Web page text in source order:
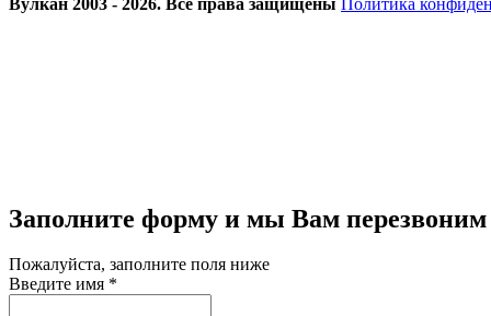
Заполните форму и мы Вам перезвоним
Пожалуйста, заполните поля ниже
Введите имя *